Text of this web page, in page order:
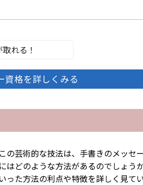
れる！
資格を詳しくみる
芸術的な技法は、手書きのメッセ
どのような方法があるのでしょう
た方法の利点や特徴を詳しく見てい